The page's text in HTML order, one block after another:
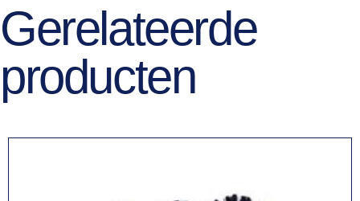
Gerelateerde
producten